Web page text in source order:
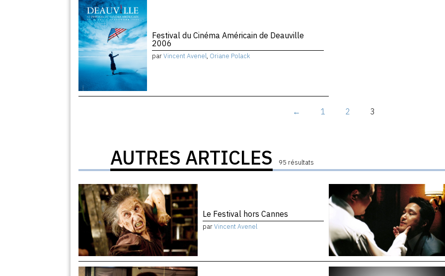
Festival du Cinéma Américain de Deauville
2006
parVincent Avenel, Oriane Polack
← 1 2 3
AUTRES ARTICLES 95 résultats
Le Festival hors Cannes
parVincent Avenel